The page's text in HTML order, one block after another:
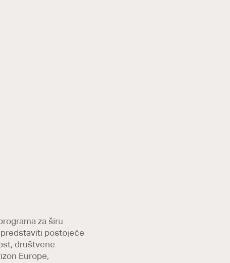
za širu
postojeće
društvene
Europe,